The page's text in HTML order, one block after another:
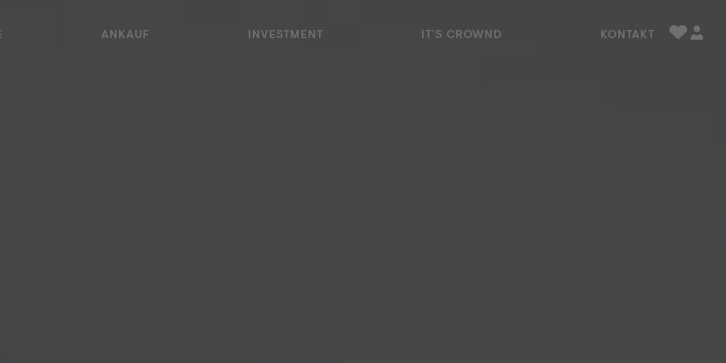
ANKAUF INVESTMENT IT'S CROWND KONTAKT Profil
mit historischen Charakter & Townhouse mit Backsteinfassade